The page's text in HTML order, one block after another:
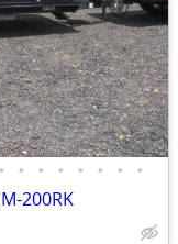
• • • • • • • •
200RK